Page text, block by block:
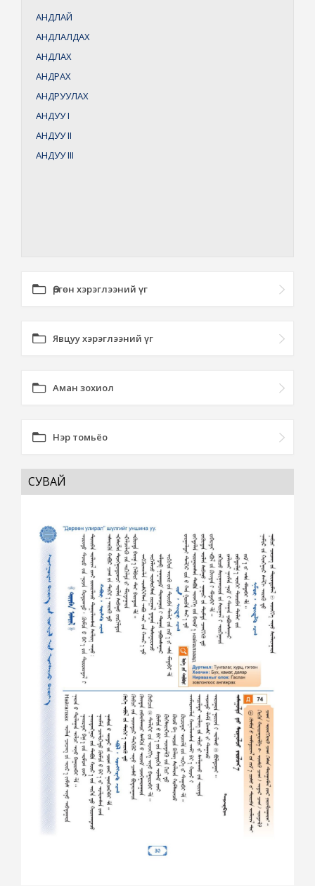
АНДЛАЙ
АНДЛАЛДАХ
АНДЛАХ
АНДРАХ
АНДРУУЛАХ
АНДУУI
АНДУУII
АНДУУIII
Өргөн хэрэглээний үг
Явцуу хэрэглээний үг
Аман зохиол
Нэр томьёо
СУВАЙ